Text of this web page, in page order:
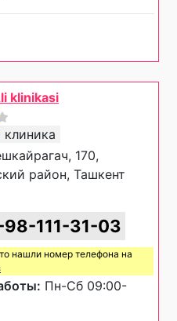
klinikasi
клиника
170,
район, Ташкент
111-31-03
нашли номер телефона на
Пн-Сб 09:00-